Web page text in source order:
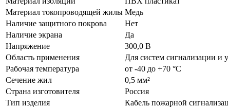
Материал токопроводящей жилы Медь
Наличие защитного покрова
Нет
Наличие экрана
Да
Напряжение
300,0 В
Область применения
Для систем сигнализации и
Рабочая температура
от -40 до +70 °C
Сечение жил
0,5 мм²
Страна изготовителя
Россия
Тип изделия
Кабель пожарной